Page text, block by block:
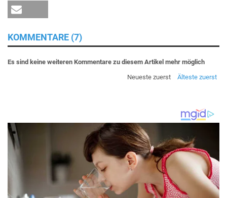
KOMMENTARE (7)
Es sind keine weiteren Kommentare zu diesem Artikel mehr möglich
Neueste zuerst
Älteste zuerst